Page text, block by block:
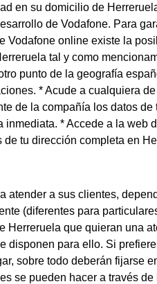
en su domicilio de
de Vodafone. Para
Vodafone online existe la
tal y como
punto de la geografía
* Acude a cualquiera
de la compañía los datos
* Accede a la web
tu dirección completa en
atender a sus clientes,
(diferentes para
Herreruela que quieran una
disponen para ello. Si
sobre todo deberán fijarse
se pueden hacer a través